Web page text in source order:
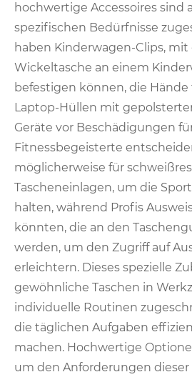
hochwertige Accessoires sind
spezifischen Bedürfnisse
haben Kinderwagen-Clips, mit
Wickeltasche an einem
befestigen können, die Hände
Laptop-Hüllen mit
Geräte vor Beschädigungen
Fitnessbegeisterte
möglicherweise für
Tascheneinlagen, um die
halten, während Profis
könnten, die an den
werden, um den Zugriff auf
erleichtern. Dieses spezielle
gewöhnliche Taschen in
individuelle Routinen
die täglichen Aufgaben
machen. Hochwertige
um den Anforderungen dieser